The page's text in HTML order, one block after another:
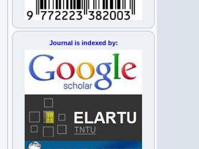
Journal is indexed by: